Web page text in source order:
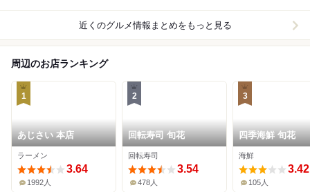
近くのグルメ情報まとめをもっと見る
周辺のお店ランキング
1
あじさい 本店
ラーメン
3.64
1992人
2
回転寿司 旬花
回転寿司
3.54
478人
3
四季海鮮 旬花
海鮮
3.42
105人